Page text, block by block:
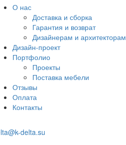
О нас
Доставка и сборка
Гарантия и возврат
Дизайнерам и архитекторам
Дизайн-проект
Портфолио
Проекты
Поставка мебели
Отзывы
Оплата
Контакты
delta.su